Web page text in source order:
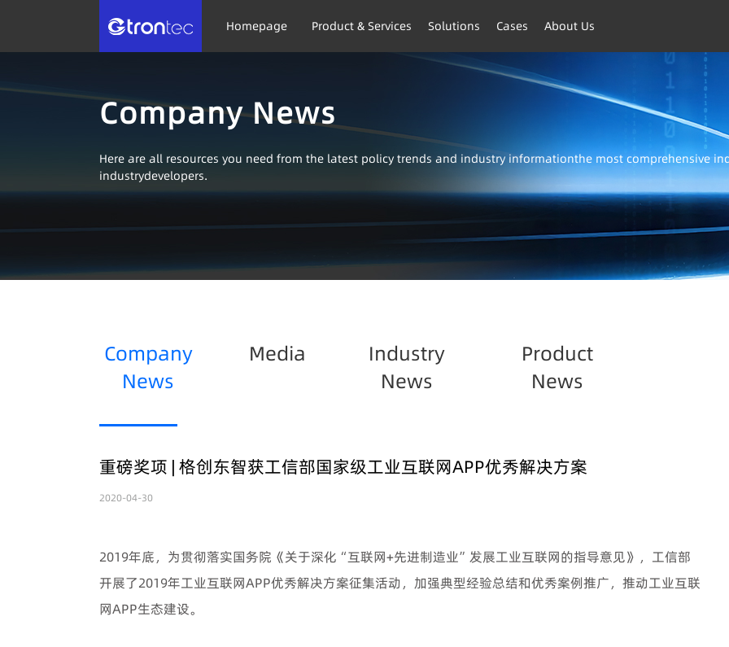
Homepage Product & Services Solutions Cases About Us
Company News
Here are all resources you need from the latest policy trends and industry informationthe most comprehensive
industrydevelopers.
Company
News
Media
Industry
News
Product
News
重磅奖项 | 格创东智获工信部国家级工业互联网APP优秀解决方案
2020-04-30
2019年底，为贯彻落实国务院《关于深化“互联网+先进制造业” 发展工业互联网的指导意见》，工信部
开展了2019年工业互联网APP优秀解决方案征集活动，加强典型经验总结和优秀案例推广，推动工业互联
网APP生态建设。